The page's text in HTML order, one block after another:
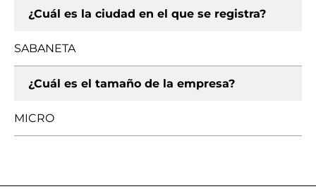
¿Cuál es la ciudad en el que se registra?
SABANETA
¿Cuál es el tamaño de la empresa?
MICRO